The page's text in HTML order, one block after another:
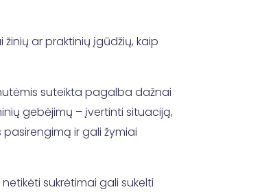
ar praktinių įgūdžių, kaip
suteikta pagalba dažnai
gebėjimų – įvertinti situaciją,
ir gali žymiai
sukrėtimai gali sukelti